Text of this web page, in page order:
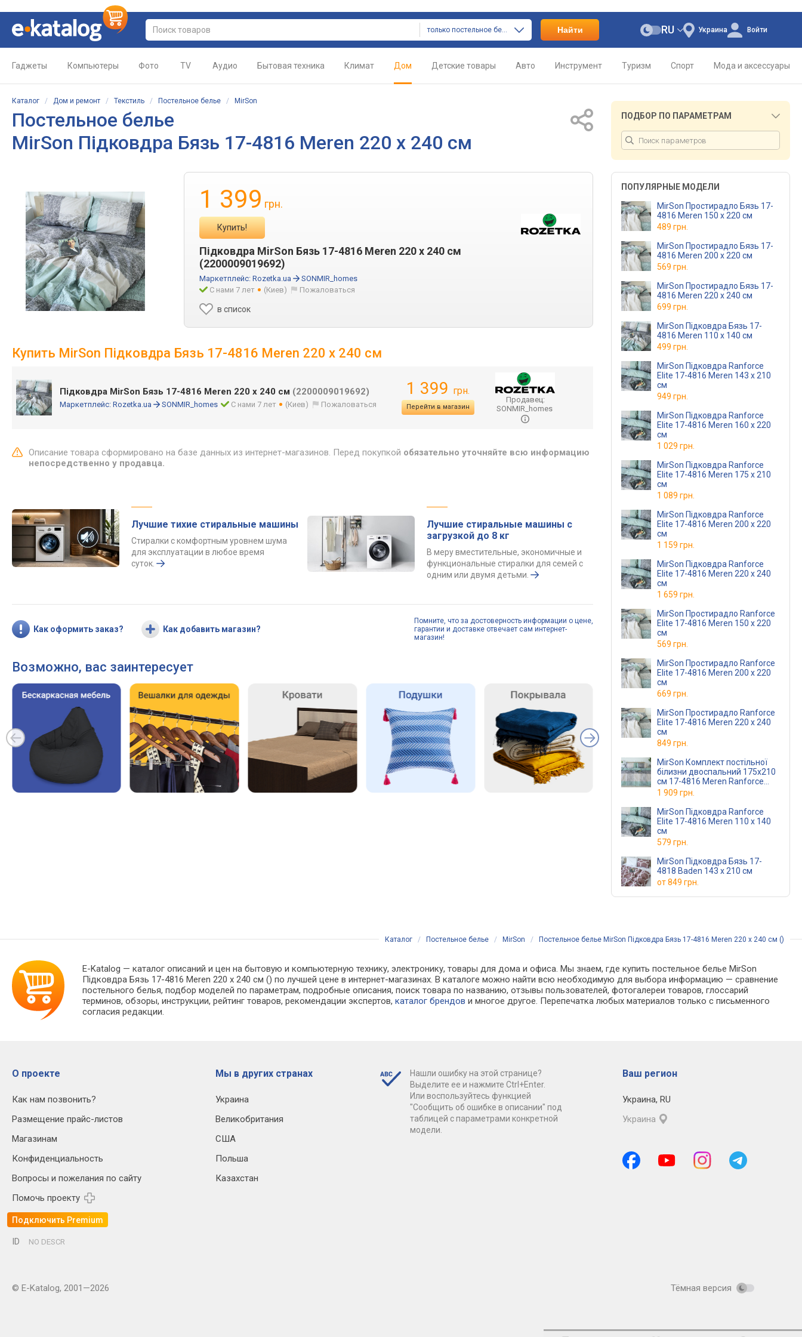
только постельное белье Найти Украина
RU Войти
Гаджеты Компьютеры Фото TV Аудио Бытовая техника Климат Дом Детские товары Авто Инструмент Туризм Спорт Мода и аксессуары
Каталог / Дом и ремонт / Текстиль / Постельное белье / MirSon
Постельное белье
MirSon Підковдра Бязь 17-4816 Meren 220 x 240 см
1 399 грн.
Купить!
Підковдра MirSon Бязь 17-4816 Meren 220 x 240 см
(2200009019692)
Маркетплейс: Rozetka.ua
SONMIR_homes
С нами 7 лет
(Киев) Пожаловаться
в список
Купить MirSon Підковдра Бязь 17-4816 Meren 220 x 240 см
Підковдра MirSon Бязь 17-4816 Meren 220 x 240 см (2200009019692)
Маркетплейс: Rozetka.ua SONMIR_homes С нами 7 лет (Киев) Пожаловаться
1 399 грн.
Перейти в магазин
Продавец:
SONMIR_homes
Описание товара сформировано на базе данных из интернет-магазинов. Перед покупкой обязательно уточняйте всю информацию
непосредственно у продавца.
Лучшие тихие стиральные машины
Стиралки с комфортным уровнем шума
для эксплуатации в любое время
суток.
Лучшие стиральные машины с
загрузкой до 8 кг
В меру вместительные, экономичные и
функциональные стиралки для семей с
одним или двумя детьми.
Как оформить заказ? Как добавить магазин?
Помните, что за достоверность информации о цене,
гарантии и доставке отвечает сам интернет-
магазин!
Возможно, вас заинтересует
ПОДБОР ПО ПАРАМЕТРАМ
ПОПУЛЯРНЫЕ МОДЕЛИ
MirSon Простирадло Бязь 17-
4816 Meren 150 х 220 см
489 грн.
MirSon Простирадло Бязь 17-
4816 Meren 200 х 220 см
569 грн.
MirSon Простирадло Бязь 17-
4816 Meren 220 х 240 см
699 грн.
MirSon Підковдра Бязь 17-
4816 Meren 110 x 140 см
499 грн.
MirSon Підковдра Ranforce
Elite 17-4816 Meren 143 x 210
см
949 грн.
MirSon Підковдра Ranforce
Elite 17-4816 Meren 160 x 220
см
1 029 грн.
MirSon Підковдра Ranforce
Elite 17-4816 Meren 175 x 210
см
1 089 грн.
MirSon Підковдра Ranforce
Elite 17-4816 Meren 200 x 220
см
1 159 грн.
MirSon Підковдра Ranforce
Elite 17-4816 Meren 220 x 240
см
1 659 грн.
MirSon Простирадло Ranforce
Elite 17-4816 Meren 150 х 220
см
569 грн.
MirSon Простирадло Ranforce
Elite 17-4816 Meren 200 х 220
см
669 грн.
MirSon Простирадло Ranforce
Elite 17-4816 Meren 220 х 240
см
849 грн.
MirSon Комплект постільної
білизни двоспальний 175x210
см 17-4816 Meren Ranforce
Elite
1 909 грн.
MirSon Підковдра Ranforce
Elite 17-4816 Meren 110 x 140
см
579 грн.
MirSon Підковдра Бязь 17-
4818 Baden 143 x 210 см
от849 грн.
Каталог / Постельное белье / MirSon / Постельное белье MirSon Підковдра Бязь 17-4816 Meren 220 x 240 см ()
E-Katalog — каталог описаний и цен на бытовую и компьютерную технику, электронику, товары для дома и офиса. Мы знаем, где купить постельное белье MirSon
Підковдра Бязь 17-4816 Meren 220 x 240 см () по лучшей цене в интернет-магазинах. В каталоге можно найти всю необходимую для выбора информацию — сравнение
постельного белья, подбор моделей по параметрам, подробные описания, поиск товара по названию, отзывы пользователей, фотогалереи товаров, глоссарий
терминов, обзоры, инструкции, рейтинг товаров, рекомендации экспертов,каталог брендов и многое другое. Перепечатка любых материалов только с письменного
согласия редакции.
О проекте
Как нам позвонить?
Размещение прайс-листов
Магазинам
Конфиденциальность
Вопросы и пожелания по сайту
Помочь проекту
Подключить Premium
Мы в других странах
Украина
Великобритания
США
Польша
Казахстан
Нашли ошибку на этой странице?
Выделите ее и нажмите Ctrl+Enter.
Или воспользуйтесь функцией
"Сообщить об ошибке в описании" под
таблицей с параметрами конкретной
модели.
Ваш регион
Украина, RU
Украина
ID NO DESCR
© E-Katalog, 2001—2026 Тёмная версия